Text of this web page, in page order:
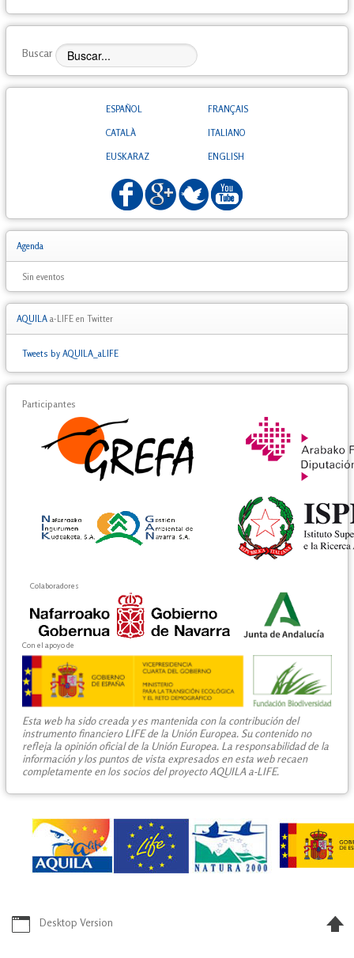
Buscar
ESPAÑOL
CATALÀ
EUSKARAZ
FRANÇAIS
ITALIANO
ENGLISH
Agenda
Sin eventos
AQUILA a-LIFE en Twitter
Tweets by AQUILA_aLIFE
Participantes
Colaboradores
Con el apoyo de
Esta web ha sido creada y es mantenida con la contribución del
instrumento financiero LIFE de la Unión Europea. Su contenido no
refleja la opinión oficial de la Unión Europea. La responsabilidad de la
información y los puntos de vista expresados en esta web recaen
completamente en los socios del proyecto AQUILA a-LIFE.
Desktop Version